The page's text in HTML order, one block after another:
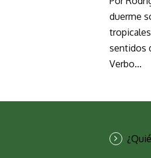
duerme
sentidos
Verbo...